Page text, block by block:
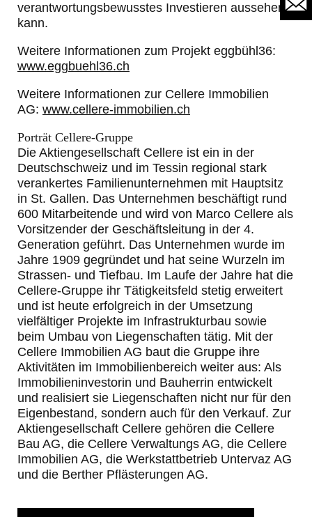
verantwortungsbewusstes Investieren aussehen
kann.
Weitere Informationen zum Projekt eggbühl36:
www.eggbuehl36.ch
Weitere Informationen zur Cellere Immobilien
AG: www.cellere-immobilien.ch
Porträt Cellere-Gruppe
Die Aktiengesellschaft Cellere ist ein in der
Deutschschweiz und im Tessin regional stark
verankertes Familienunternehmen mit Hauptsitz
in St. Gallen. Das Unternehmen beschäftigt rund
600 Mitarbeitende und wird von Marco Cellere als
Vorsitzender der Geschäftsleitung in der 4.
Generation geführt. Das Unternehmen wurde im
Jahre 1909 gegründet und hat seine Wurzeln im
Strassen- und Tiefbau. Im Laufe der Jahre hat die
Cellere-Gruppe ihr Tätigkeitsfeld stetig erweitert
und ist heute erfolgreich in der Umsetzung
vielfältiger Projekte im Infrastrukturbau sowie
beim Umbau von Liegenschaften tätig. Mit der
Cellere Immobilien AG baut die Gruppe ihre
Aktivitäten im Immobilienbereich weiter aus: Als
Immobilieninvestorin und Bauherrin entwickelt
und realisiert sie Liegenschaften nicht nur für den
Eigenbestand, sondern auch für den Verkauf. Zur
Aktiengesellschaft Cellere gehören die Cellere
Bau AG, die Cellere Verwaltungs AG, die Cellere
Immobilien AG, die Werkstattbetrieb Untervaz AG
und die Berther Pflästerungen AG.